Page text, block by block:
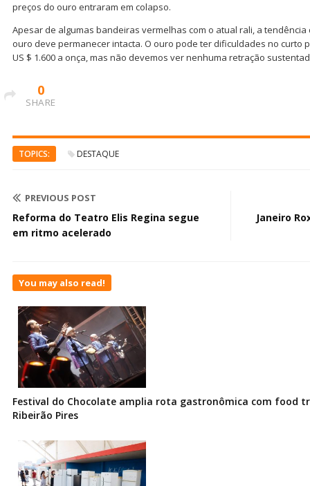
preços do ouro entraram em colapso.
Apesar de algumas bandeiras vermelhas com o atual rali, a
ouro deve permanecer intacta. O ouro pode ter dificuldades no curto
US $ 1.600 a onça, mas não devemos ver nenhuma retração
0
SHARE
TOPICS: DESTAQUE
PREVIOUS POST
Reforma do Teatro Elis Regina segue
em ritmo acelerado
Janeiro
You may also read!
Festival do Chocolate amplia rota gastronômica com food
Ribeirão Pires